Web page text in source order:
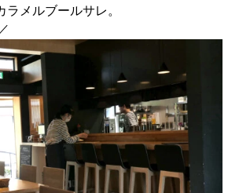
メルブールサレ。